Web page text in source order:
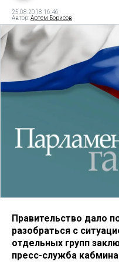
25.08.2018 16:46
Автор:Артем Борисов
Правительство дало
разобраться с
отдельных групп
пресс-служба